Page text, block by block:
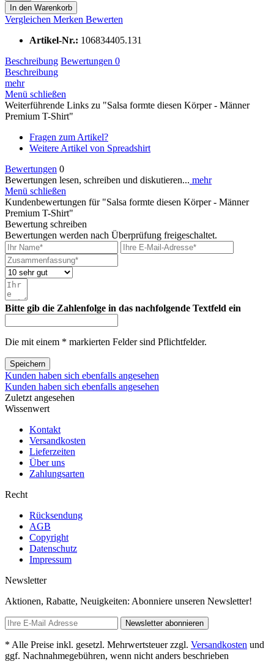
In den Warenkorb
Vergleichen Merken Bewerten
Artikel-Nr.: 106834405.131
Beschreibung Bewertungen 0
Beschreibung
mehr
Menü schließen
Weiterführende Links zu "Salsa formte diesen Körper - Männer
Premium T-Shirt"
Fragen zum Artikel?
Weitere Artikel von Spreadshirt
Bewertungen 0
Bewertungen lesen, schreiben und diskutieren... mehr
Menü schließen
Kundenbewertungen für "Salsa formte diesen Körper - Männer
Premium T-Shirt"
Bewertung schreiben
Bewertungen werden nach Überprüfung freigeschaltet.
Bitte gib die Zahlenfolge in das nachfolgende Textfeld ein
Die mit einem * markierten Felder sind Pflichtfelder.
Speichern
Kunden haben sich ebenfalls angesehen
Kunden haben sich ebenfalls angesehen
Zuletzt angesehen
Wissenwert
Kontakt
Versandkosten
Lieferzeiten
Über uns
Zahlungsarten
Recht
Rücksendung
AGB
Copyright
Datenschutz
Impressum
Newsletter
Aktionen, Rabatte, Neuigkeiten: Abonniere unseren Newsletter!
Newsletter abonnieren
* Alle Preise inkl. gesetzl. Mehrwertsteuer zzgl. Versandkosten und
ggf. Nachnahmegebühren, wenn nicht anders beschrieben